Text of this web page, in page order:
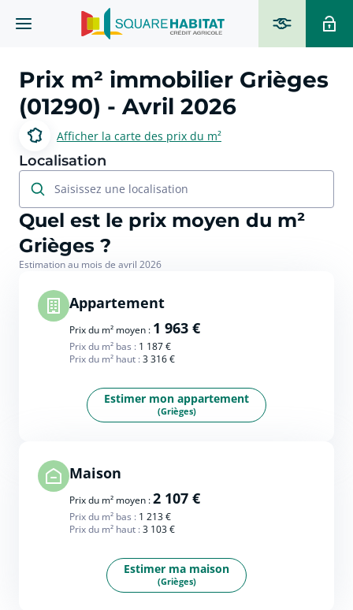
Prix m² immobilier Grièges
(01290) - Avril 2026
Afficher la carte des prix du m²
Localisation
Saisissez une localisation
Quel est le prix moyen du m²
Grièges ?
Estimation au mois de avril 2026
Appartement
Prix du m² moyen : 1 963 €
Prix du m² bas : 1 187 €
Prix du m² haut :3 316 €
Estimer mon appartement
(Grièges)
Maison
Prix du m² moyen :2 107 €
Prix du m² bas : 1 213 €
Prix du m² haut :3 103 €
Estimer ma maison
(Grièges)